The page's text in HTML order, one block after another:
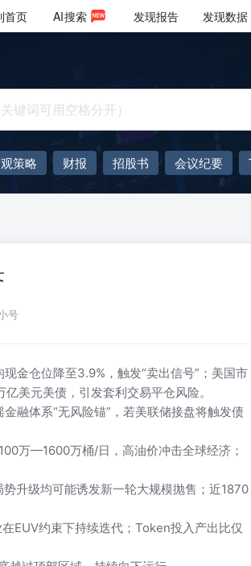
首页 AI搜索 发现报告 发现数据
策略 财报 招股书 会议纪要
AIGC
大模型
号
金仓位降至3.9%，触发“卖出信号”；美国市
美元美债，引发套利交易平仓风险。
融体系“无风险锚”，若美联储接盘将触发债
万—1600万桶/日，高油价冲击全球经济；
升级均可能诱发新一轮大规模抛售；近1870
EUV约束下持续迭代；Token投入产出比仅